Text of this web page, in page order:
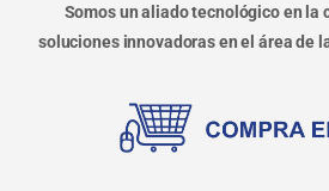
Somos un aliado tecnológico en la
soluciones innovadoras en el área de